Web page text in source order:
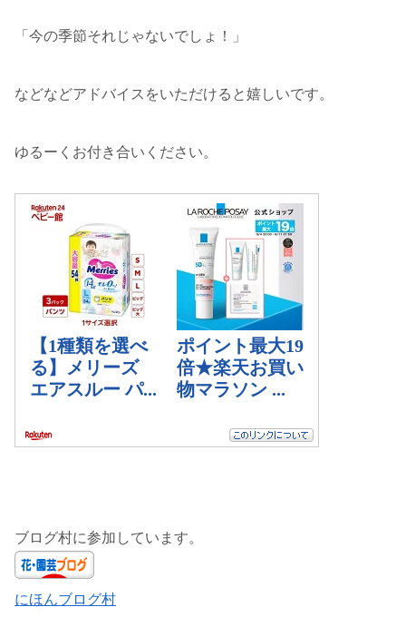
「今の季節それじゃないでしょ！」
などなどアドバイスをいただけると嬉しいです。
ゆるーくお付き合いください。
ブログ村に参加しています。
にほんブログ村